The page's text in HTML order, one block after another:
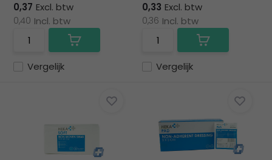
Vergelijk
0,37 Excl. btw
0,40 Incl. btw
Vergelijk
0,33 Excl. btw
0,36 Incl. btw